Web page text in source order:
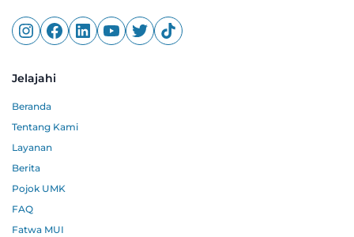
Jelajahi
Beranda
Tentang Kami
Layanan
Berita
Pojok UMK
FAQ
Fatwa MUI